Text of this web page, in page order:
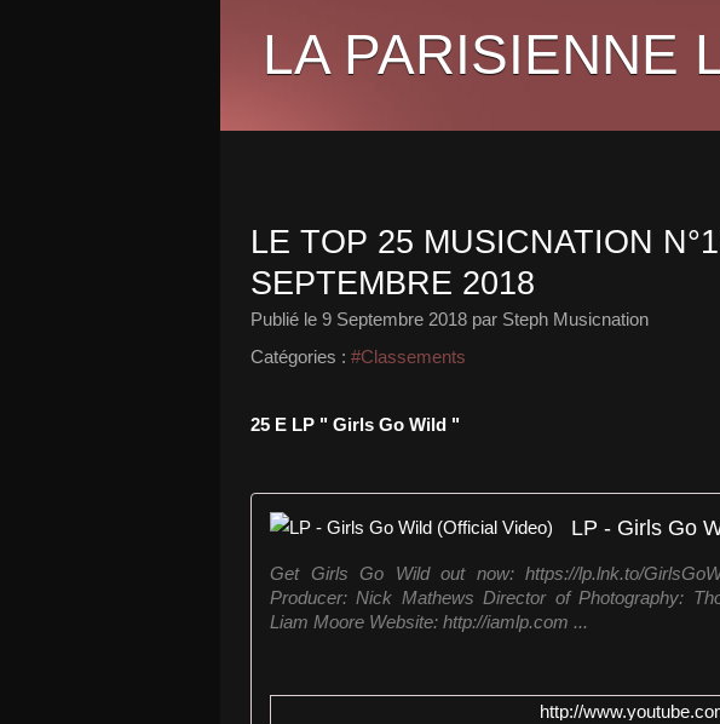
LA PARISIENNE
LE TOP 25 MUSICNATION
SEPTEMBRE 2018
Publié le 9 Septembre 2018 par Steph Musicnation
Catégories : #Classements
25 E LP " Girls Go Wild "
LP - Girls Go
Get Girls Go Wild out now: https://lp.lnk.to/
Producer: Nick Mathews Director of Photography:
Liam Moore Website: http://iamlp.com ...
http://